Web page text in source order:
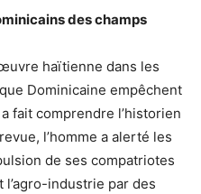
des champs
haïtienne dans les
Dominicaine empêchent
fait comprendre l’historien
l’homme a alerté les
de ses compatriotes
l’agro-industrie par des